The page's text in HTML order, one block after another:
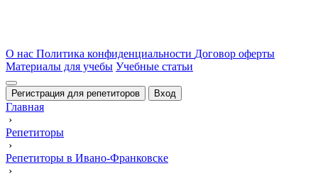
О нас Политика конфиденциальности Договор оферты
Материалы для учебы Учебные статьи
Регистрация для репетиторов Вход
Главная
›
Репетиторы
›
Репетиторы в Ивано-Франковске
›